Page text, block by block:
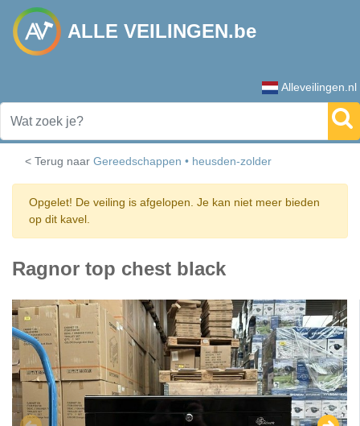
ALLE VEILINGEN.be
Alleveilingen.nl
< Terug naar Gereedschappen • heusden-zolder
Opgelet! De veiling is afgelopen. Je kan niet meer bieden
op dit kavel.
Ragnor top chest black